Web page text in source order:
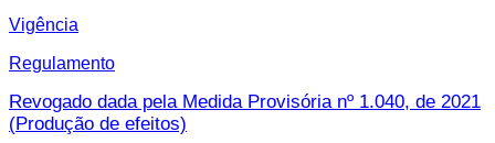
Vigência
Regulamento
Revogado dada pela Medida Provisória nº 1.040, de 2021
(Produção de efeitos)